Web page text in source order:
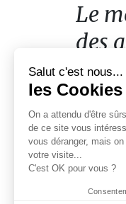
acteurs
de
Le
des
de
Salut c'est nous...
les Cookies
On a attendu d'être
de ce site vous
vous déranger, mais
votre visite...
C'est OK pour vous ?